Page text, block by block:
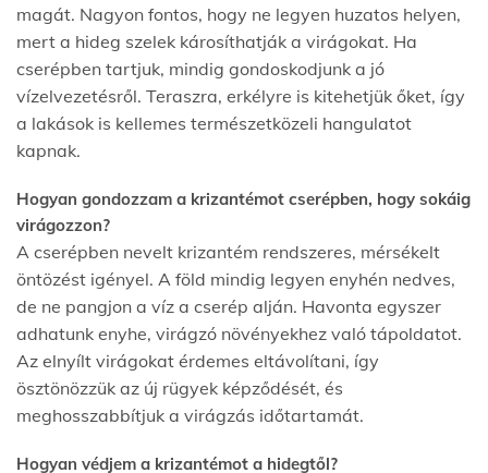
magát. Nagyon fontos, hogy ne legyen huzatos helyen,
mert a hideg szelek károsíthatják a virágokat. Ha
cserépben tartjuk, mindig gondoskodjunk a jó
vízelvezetésről. Teraszra, erkélyre is kitehetjük őket, így
a lakások is kellemes természetközeli hangulatot
kapnak.
Hogyan gondozzam a krizantémot cserépben, hogy sokáig
virágozzon?
A cserépben nevelt krizantém rendszeres, mérsékelt
öntözést igényel. A föld mindig legyen enyhén nedves,
de ne pangjon a víz a cserép alján. Havonta egyszer
adhatunk enyhe, virágzó növényekhez való tápoldatot.
Az elnyílt virágokat érdemes eltávolítani, így
ösztönözzük az új rügyek képződését, és
meghosszabbítjuk a virágzás időtartamát.
Hogyan védjem a krizantémot a hidegtől?